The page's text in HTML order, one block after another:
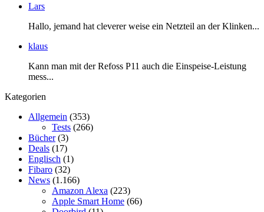
Lars
Hallo, jemand hat cleverer weise ein Netzteil an der Klinken...
klaus
Kann man mit der Refoss P11 auch die Einspeise-Leistung
mess...
Kategorien
Allgemein (353)
Tests (266)
Bücher(3)
Deals (17)
Englisch (1)
Fibaro (32)
News (1.166)
Amazon Alexa (223)
Apple Smart Home (66)